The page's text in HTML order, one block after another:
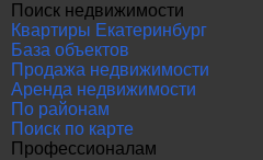
Поиск недвижимости
Квартиры Екатеринбург
База объектов
Продажа недвижимости
Аренда недвижимости
По районам
Поиск по карте
Профессионалам